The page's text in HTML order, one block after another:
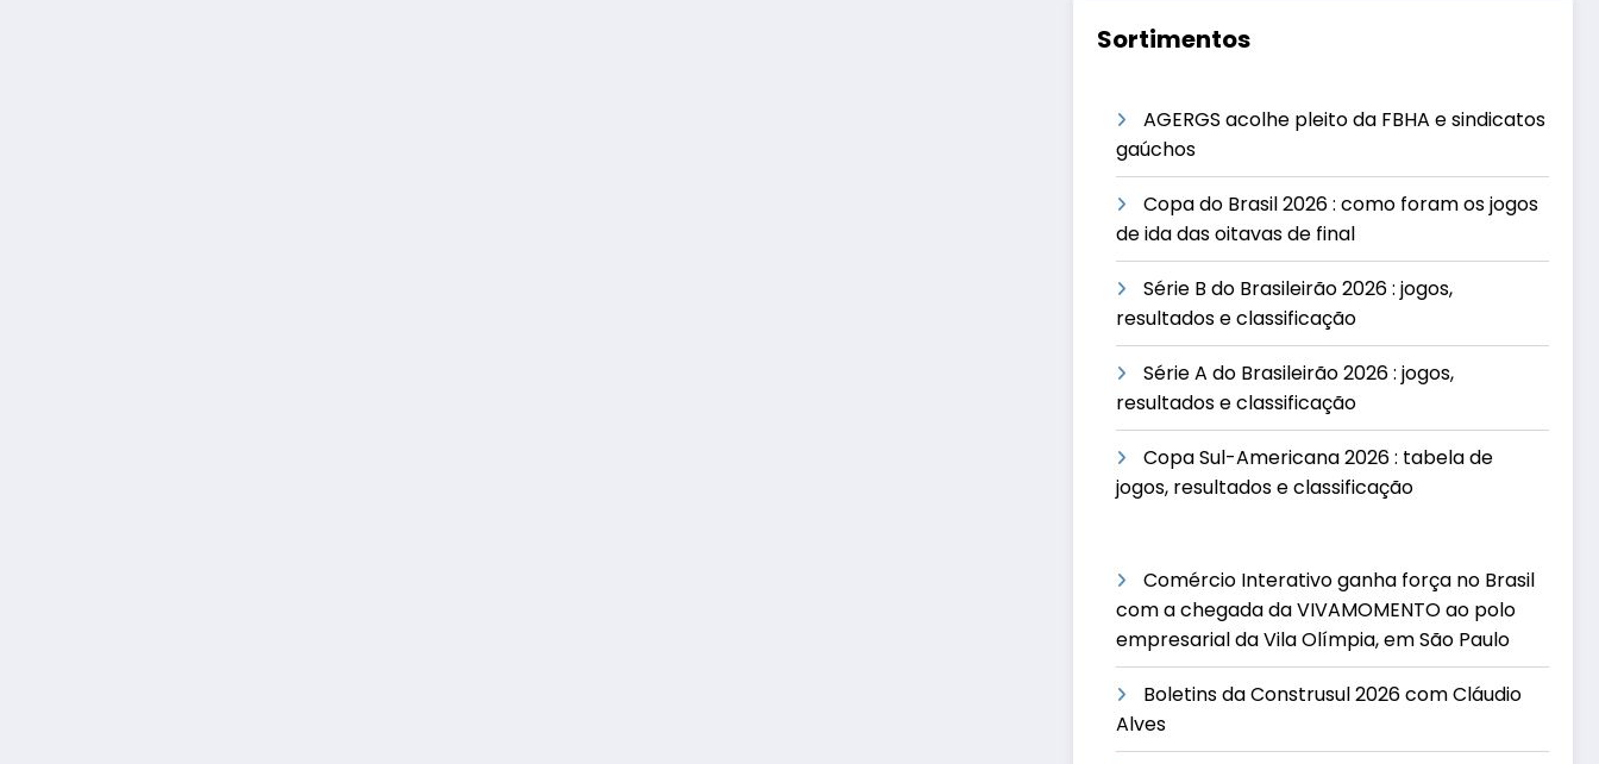
Sortimentos
AGERGS acolhe pleito da FBHA e sindicatos
gaúchos
Copa do Brasil 2026 : como foram os jogos
de ida das oitavas de final
Série B do Brasileirão 2026 : jogos,
resultados e classificação
Série A do Brasileirão 2026 : jogos,
resultados e classificação
Copa Sul-Americana 2026 : tabela de
jogos, resultados e classificação
Comércio Interativo ganha força no Brasil
com a chegada da VIVAMOMENTO ao polo
empresarial da Vila Olímpia, em São Paulo
Boletins da Construsul 2026 com Cláudio
Alves